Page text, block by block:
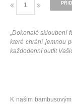
„Dokonalé skloubení
které chrání jemnou
každodenní outfit
K našim